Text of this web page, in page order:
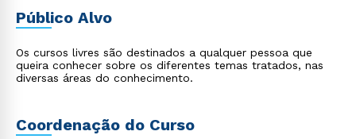
Público Alvo
Os cursos livres são destinados a qualquer pessoa que
queira conhecer sobre os diferentes temas tratados, nas
diversas áreas do conhecimento.
Coordenação do Curso